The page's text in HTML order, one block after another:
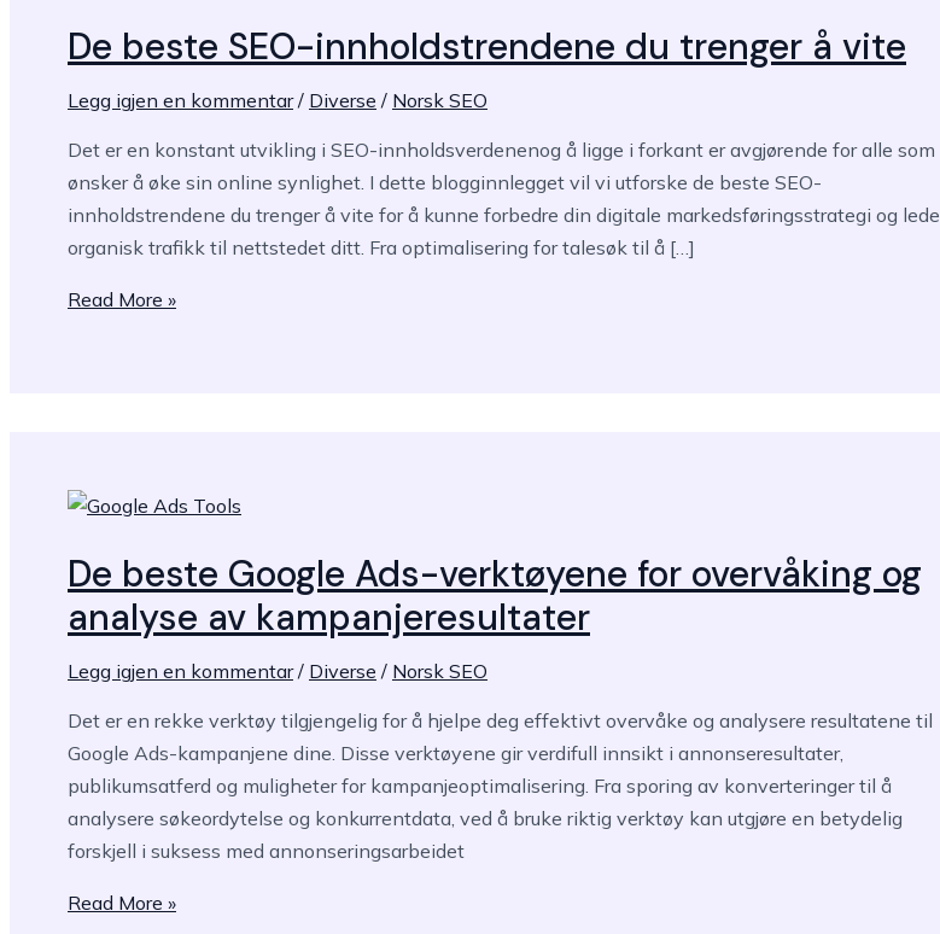
De beste SEO-innholdstrendene du trenger å vite
Legg igjen en kommentar / Diverse / Norsk SEO
Det er en konstant utvikling i SEO-innholdsverdenenog å ligge i forkant er avgjørende for alle som
ønsker å øke sin online synlighet. I dette blogginnlegget vil vi utforske de beste SEO-
innholdstrendene du trenger å vite for å kunne forbedre din digitale markedsføringsstrategi og lede
organisk trafikk til nettstedet ditt. Fra optimalisering for talesøk til å […]
De
å
Read More »
De beste Google Ads-verktøyene for overvåking og
analyse av kampanjeresultater
Legg igjen en kommentar / Diverse / Norsk SEO
Det er en rekke verktøy tilgjengelig for å hjelpe deg effektivt overvåke og analysere resultatene til
Google Ads-kampanjene dine. Disse verktøyene gir verdifull innsikt i annonseresultater,
publikumsatferd og muligheter for kampanjeoptimalisering. Fra sporing av konverteringer til å
analysere søkeordytelse og konkurrentdata, ved å bruke riktig verktøy kan utgjøre en betydelig
forskjell i suksess med annonseringsarbeidet
De
Read More »